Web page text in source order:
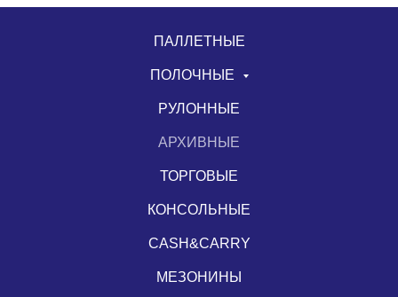
ПАЛЛЕТНЫЕ
ПОЛОЧНЫЕ
РУЛОННЫЕ
АРХИВНЫЕ
ТОРГОВЫЕ
КОНСОЛЬНЫЕ
CASH&CARRY
МЕЗОНИНЫ